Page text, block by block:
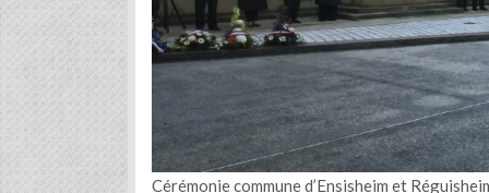
Cérémonie commune d’Ensisheim et